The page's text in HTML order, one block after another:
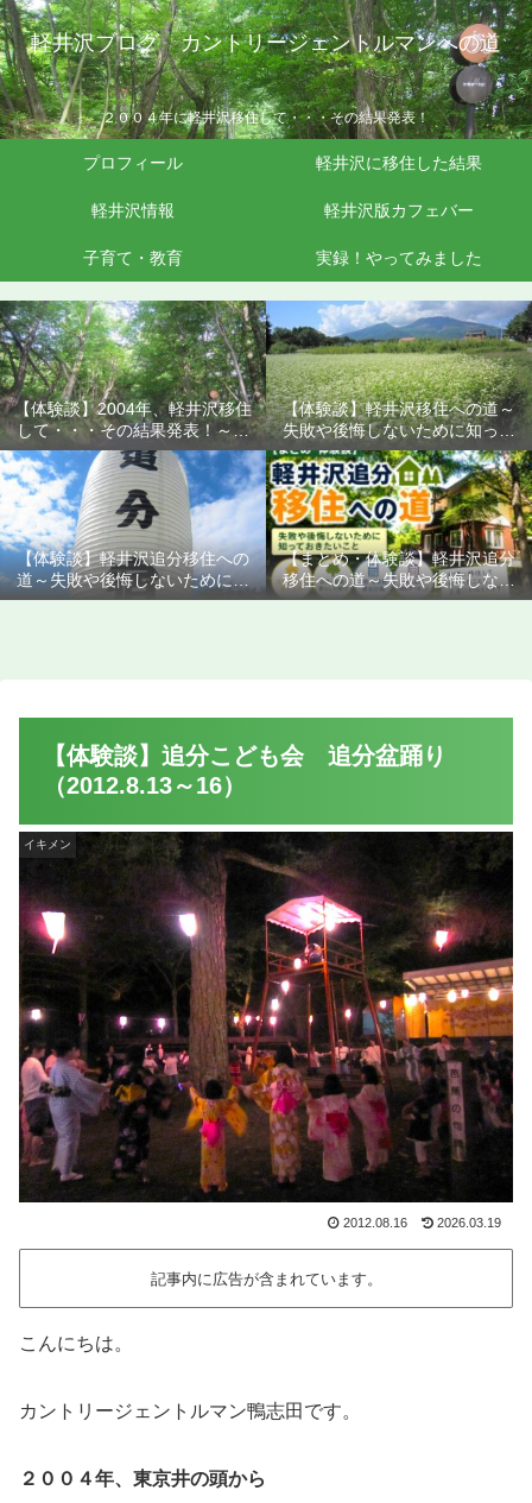
軽井沢ブログ カントリージェントルマンへの道
２００４年に軽井沢移住して・・・その結果発表！
プロフィール 軽井沢に移住した結果
軽井沢情報 軽井沢版カフェバー
子育て・教育 実録！やってみました
【体験談】2004年、軽井沢移住
して・・・その結果発表！～失
敗や後悔しないために知ってお
きたいこと
【体験談】軽井沢移住への道～
失敗や後悔しないために知って
おきたいこと
【体験談】軽井沢追分移住への
道～失敗や後悔しないために知
っておきたいこと
【まとめ・体験談】軽井沢追分
移住への道～失敗や後悔しない
ために知っておきたいこと
【体験談】追分こども会 追分盆踊り
（2012.8.13～16）
イキメン
2012.08.16 2026.03.19
記事内に広告が含まれています。
こんにちは。
カントリージェントルマン鴨志田です。
２００４年、東京井の頭から